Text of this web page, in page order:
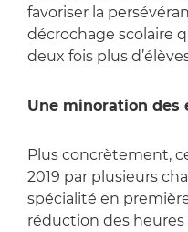
favoriser la
décrochage scolaire
deux fois plus
Une minoration des
Plus concrètement,
2019 par plusieurs
spécialité en
réduction des heures